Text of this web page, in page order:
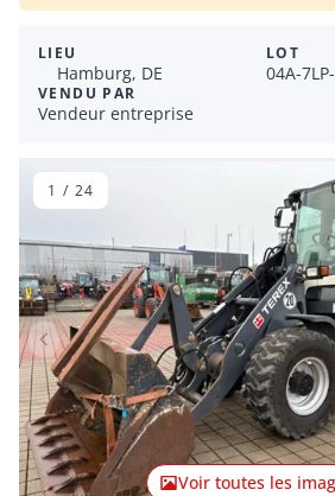
LIEU
Hamburg, DE
VENDU PAR
Vendeur entreprise
LOT
04A-
Lot précédent
Voir toutes les
1 / 24